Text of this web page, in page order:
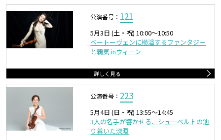
公演番号： 121
5月3日 (土・祝) 10:00〜10:50
ベートーヴェンに横溢するファンタジー
と覇気 inウィーン
詳しく見る
公演番号： 223
5月4日 (日・祝) 13:55〜14:45
3人の名手が響かせる、シューベルトの辿
り着いた深淵